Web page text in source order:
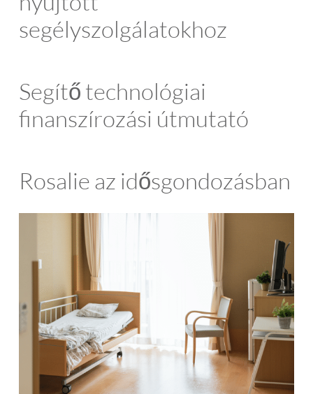
segélyszolgálatokhoz
Segítő technológiai
finanszírozási útmutató
Rosalie az idősgondozásban